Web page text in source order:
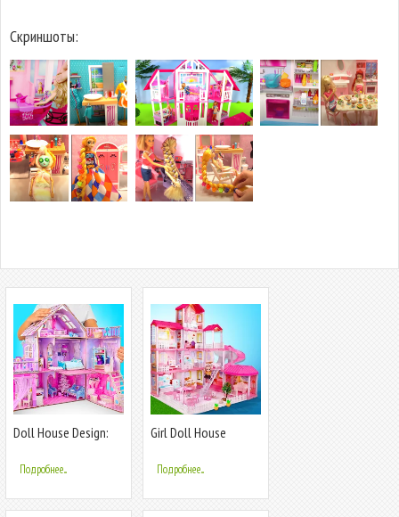
Скриншоты:
Doll House Design:
Подробнее...
Girl Doll House
Подробнее...